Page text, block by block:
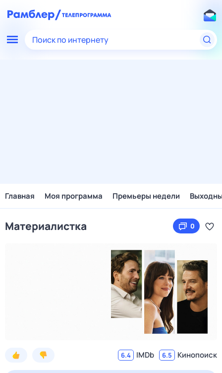
Поиск по интернету
Главная Моя программа Премьеры недели
Материалистка 0
6.4 IMDb 6.5 Кинопоиск